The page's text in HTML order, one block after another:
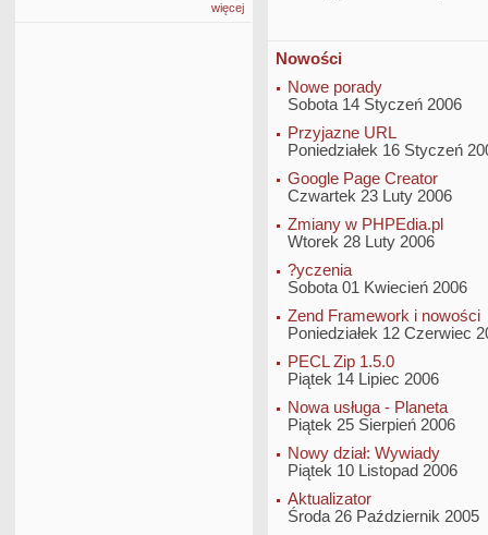
więcej
Nowości
Nowe porady
Sobota 14 Styczeń 2006
Przyjazne URL
Poniedziałek 16 Styczeń
Google Page Creator
Czwartek 23 Luty 2006
Zmiany w PHPEdia.pl
Wtorek 28 Luty 2006
?yczenia
Sobota 01 Kwiecień 2006
Zend Framework i nowości
Poniedziałek 12 Czerwiec
PECL Zip 1.5.0
Piątek 14 Lipiec 2006
Nowa usługa - Planeta
Piątek 25 Sierpień 2006
Nowy dział: Wywiady
Piątek 10 Listopad 2006
Aktualizator
Środa 26 Październik 2005